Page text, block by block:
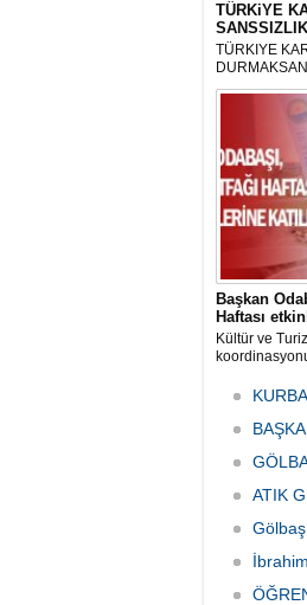
TÜRKiYE
TÜRKIYE
Başkan
Haftası
Kültür ve
Haftası"
ATIK